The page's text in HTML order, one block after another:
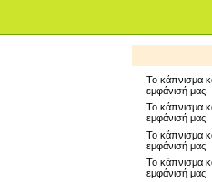
Το κάπνισμα
εμφάνισή μας
Το κάπνισμα
εμφάνισή μας
Το κάπνισμα
εμφάνισή μας
Το κάπνισμα
εμφάνισή μας